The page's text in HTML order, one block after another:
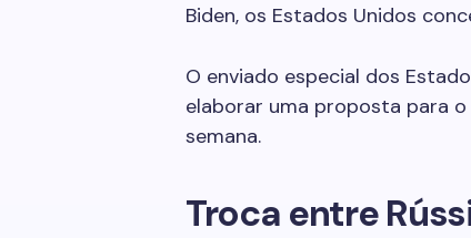
Biden, os Estados Unidos
O enviado especial dos
elaborar uma proposta para
semana.
Troca entre